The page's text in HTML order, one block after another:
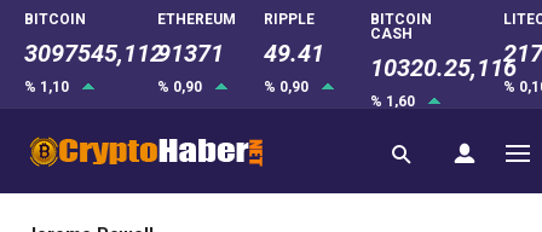
BITCOIN
3097545,112
% 1,10
ETHEREUM
91371
% 0,90
RIPPLE
49.41
% 0,90
BITCOIN
CASH
10320.25,116
% 1,60
%